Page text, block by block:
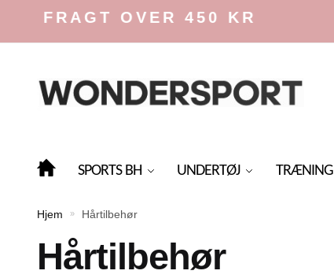
FRAGT OVER 450 KR
SPORTS BH UNDERTØJ TRÆNING
Hjem » Hårtilbehør
Hårtilbehør